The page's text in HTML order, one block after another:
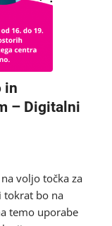
in
– Digitalni
voljo točka za
tokrat bo na
temo uporabe